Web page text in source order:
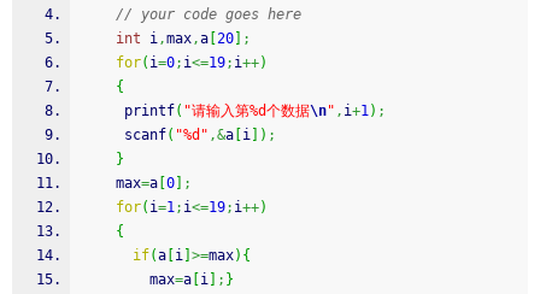
// your code goes here
int i,max,a 20
;
for( i=0; i<=19; i++)
{
printf( "请输入第%d个数据\n" , i+1) ;
scanf( "%d" ,&a i ) ;
}
    max
=a 0
;
for( i=1; i<=19; i++)
{
if(a i >=max) {
        max
=a i ; }